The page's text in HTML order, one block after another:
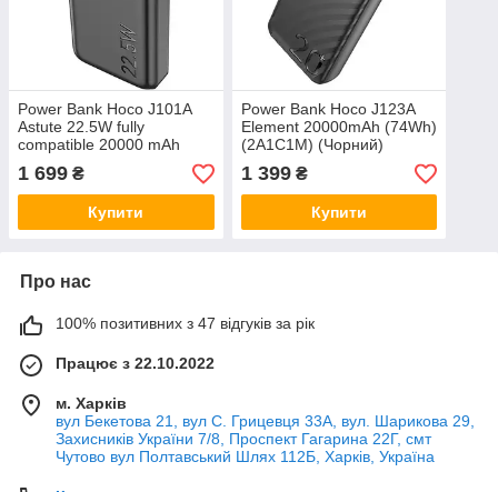
Power Bank Hoco J101A
Astute 22.5W fully
compatible 20000 mAh
(Чорний)
1 699 ₴
Купити
Power Bank Hoco J123A
Element 20000mAh (74Wh)
(2A1C1M) (Чорний)
1 399₴
Купити
Про нас
100% позитивних з 47 відгуків за рік
Працює з 22.10.2022
м. Харків
вул Бекетова 21, вул С. Грицевця 33А, вул. Шарикова 29,
Захисників України 7/8, Проспект Гагарина 22Г, смт
Чутово вул Полтавський Шлях 112Б, Харків, Україна